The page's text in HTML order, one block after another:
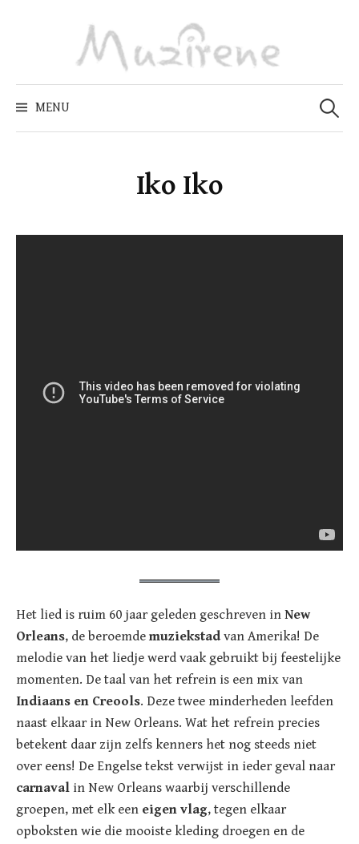
MENU
Zoeken
naar:
Iko Iko
Het lied is ruim 60 jaar geleden geschreven in New
Orleans, de beroemde muziekstadvan Amerika! De
melodie van het liedje werd vaak gebruikt bij feestelijke
momenten. De taal van het refrein is een mix van
Indiaans en Creools. Deze twee minderheden leefden
naast elkaar in New Orleans. Wat het refrein precies
betekent daar zijn zelfs kenners het nog steeds niet
over eens! De Engelse tekst verwijst in ieder geval naar
carnaval in New Orleans waarbij verschillende
groepen, met elk een eigen vlag, tegen elkaar
opboksten wie die mooiste kleding droegen en de